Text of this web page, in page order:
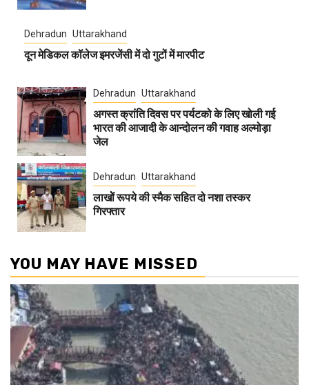
Dehradun Uttarakhand
दून मेडिकल कॉलेज इमरजेंसी में दो गुटों में मारपीट
Dehradun Uttarakhand
अगस्त क्रांति दिवस पर पर्यटको के लिए खोली गई
भारत की आजादी के आन्दोलन की गवाह अल्मोड़ा
जेल
Dehradun Uttarakhand
लाखोें रूपये की स्मैक सहित दो नशा तस्कर
गिरफ्तार
YOU MAY HAVE MISSED